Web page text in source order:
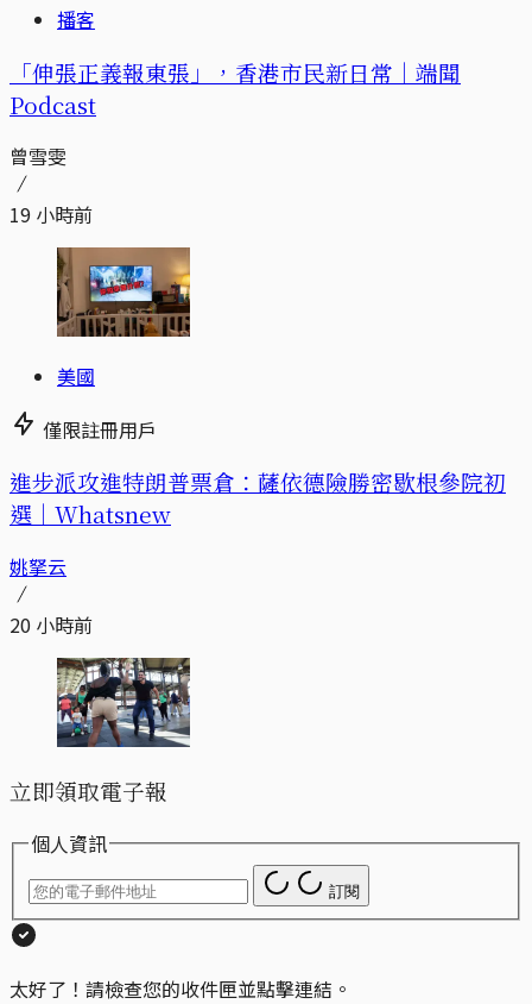
播客
「伸張正義報東張」，香港市民新日常｜端聞
Podcast
曾雪雯
19 小時前
美國
僅限註冊用戶
進步派攻進特朗普票倉：薩依德險勝密歇根參院初
選｜Whatsnew
姚拏云
20 小時前
立即領取電子報
個人資訊
訂閱
太好了！請檢查您的收件匣並點擊連結。